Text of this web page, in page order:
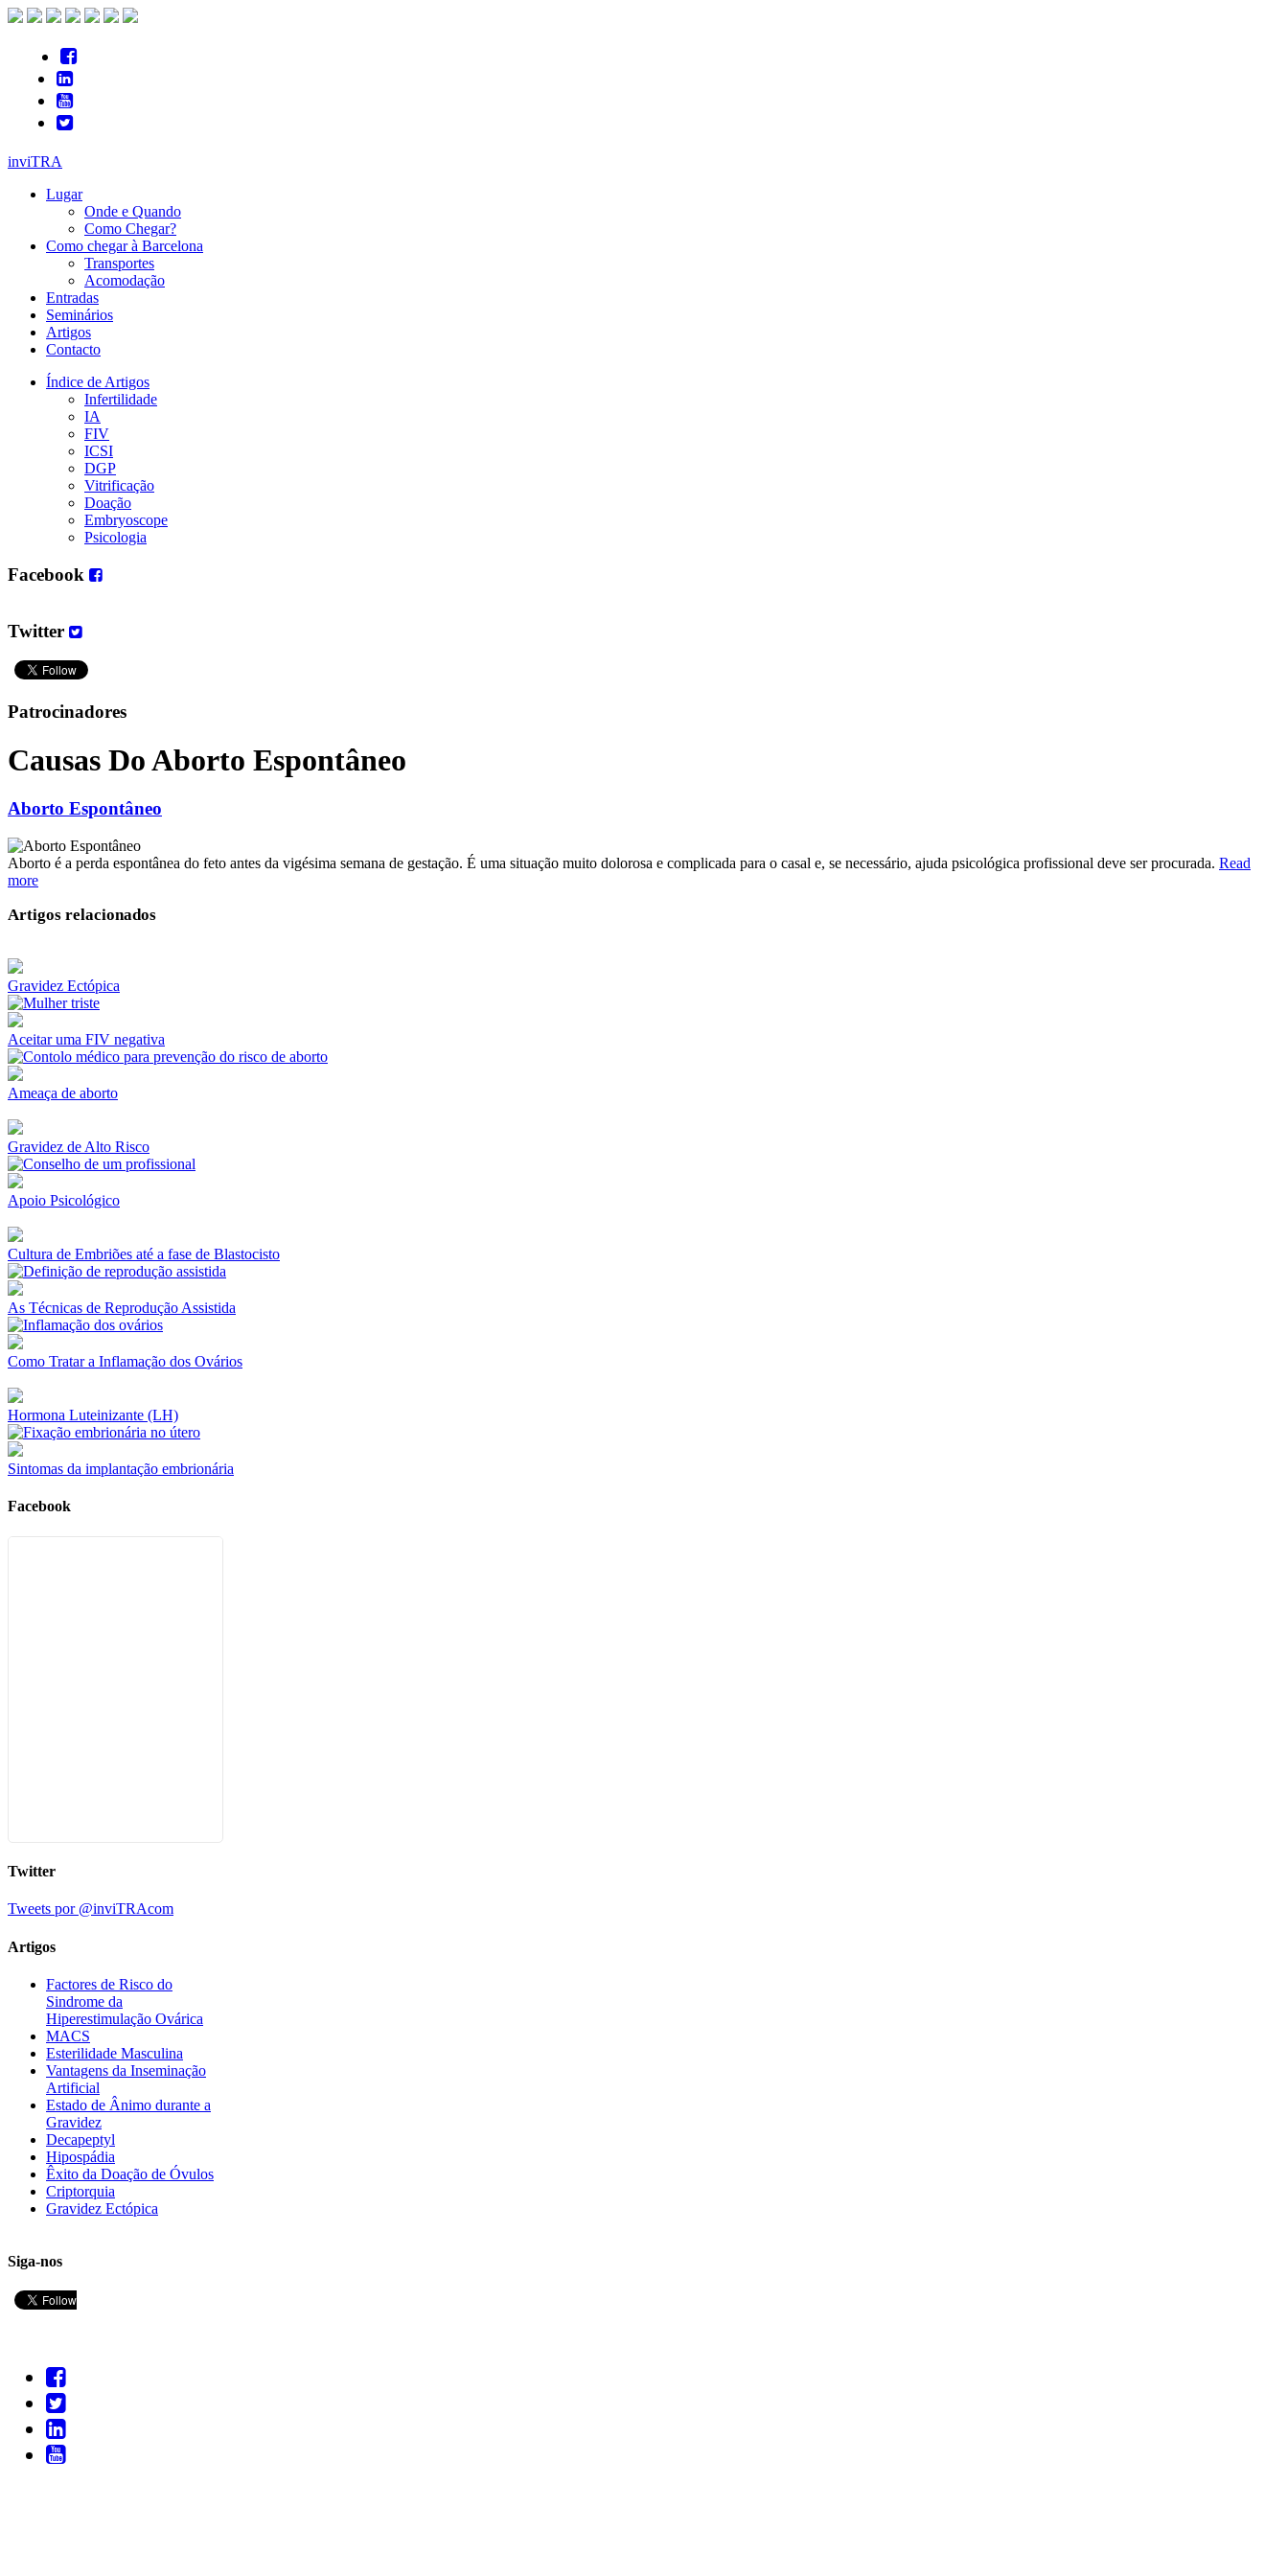
inviTRA
Lugar
Onde e Quando
Como Chegar?
Como chegar à Barcelona
Transportes
Acomodação
Entradas
Seminários
Artigos
Contacto
Índice de Artigos
Infertilidade
IA
FIV
ICSI
DGP
Vitrificação
Doação
Embryoscope
Psicologia
Facebook
Twitter
Patrocinadores
Causas Do Aborto Espontâneo
Aborto Espontâneo
Aborto é a perda espontânea do feto antes da vigésima semana de gestação. É uma situação muito dolorosa e complicada para o casal e, se necessário, ajuda psicológica profissional deve ser procurada. Read
more
Artigos relacionados
Gravidez Ectópica
Aceitar uma FIV negativa
Ameaça de aborto
Gravidez de Alto Risco
Apoio Psicológico
Cultura de Embriões até a fase de Blastocisto
As Técnicas de Reprodução Assistida
Como Tratar a Inflamação dos Ovários
Hormona Luteinizante (LH)
Sintomas da implantação embrionária
Facebook
Twitter
Tweets por @inviTRAcom
Artigos
Factores de Risco do
Sindrome da
Hiperestimulação Ovárica
MACS
Esterilidade Masculina
Vantagens da Inseminação
Artificial
Estado de Ânimo durante a
Gravidez
Decapeptyl
Hipospádia
Êxito da Doação de Óvulos
Criptorquia
Gravidez Ectópica
Siga-nos